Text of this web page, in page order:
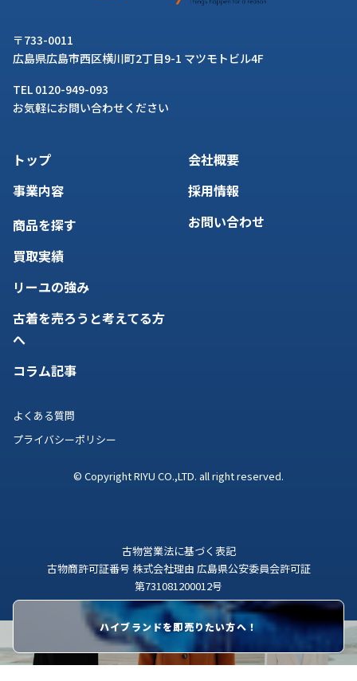
ハイブランドを即売りたい方へ！
〒733-0011
広島県広島市西区横川町2丁目9-1 マツモトビル4F
TEL 0120-949-093
お気軽にお問い合わせください
トップ
事業内容
商品を探す
買取実績
リーユの強み
古着を売ろうと考えてる方
へ
コラム記事
会社概要
採用情報
お問い合わせ
よくある質問
プライバシーポリシー
© Copyright RIYU CO.,LTD. all right reserved.
古物営業法に基づく表記
古物商許可証番号 株式会社理由 広島県公安委員会許可証
第731081200012号